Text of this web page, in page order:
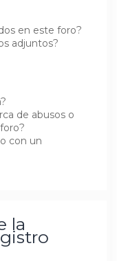
en este foro?
adjuntos?
de abusos o
con un
la